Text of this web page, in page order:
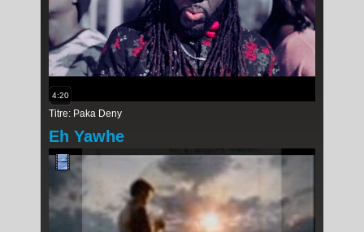
4:20
Titre: Paka Deny
Eh Yawhe